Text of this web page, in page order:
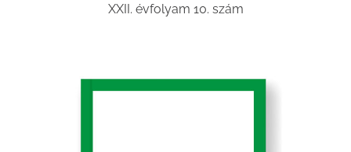
XXII. évfolyam 10. szám